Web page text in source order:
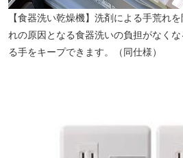
照曜館中学校（徒歩12分／約920m）
【食器洗い乾燥機】洗剤による手荒れ
れの原因となる食器洗いの負担がなく
る手をキープできます。（同仕様）